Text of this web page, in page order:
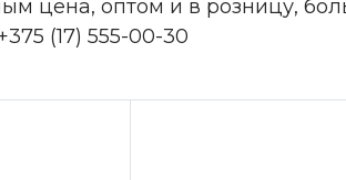
цена, оптом и в розницу,
(17) 555-00-30